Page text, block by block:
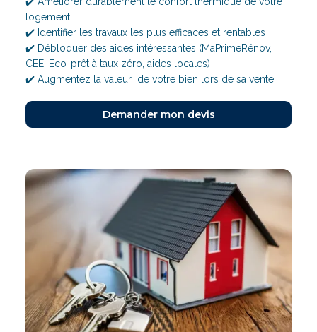
logement
✔️ Identifier les travaux les plus efficaces et rentables
✔️ Débloquer des aides intéressantes (MaPrimeRénov,
CEE, Eco-prêt à taux zéro, aides locales)
✔️ Augmentez la valeur de votre bien lors de sa vente
Demander mon devis